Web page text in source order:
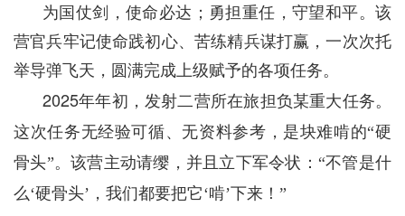
为国仗剑，使命必达；勇担重任，守望和平。该
营官兵牢记使命践初心、苦练精兵谋打赢，一次次托
举导弹飞天，圆满完成上级赋予的各项任务。
2025年年初，发射二营所在旅担负某重大任务。
这次任务无经验可循、无资料参考，是块难啃的“硬
骨头”。该营主动请缨，并且立下军令状：“不管是什
么‘硬骨头’，我们都要把它‘啃’下来！”